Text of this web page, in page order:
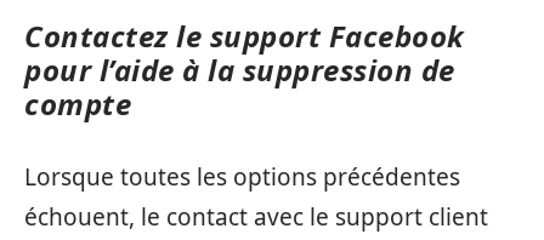
Contactez le support Facebook
pour l’aide à la suppression de
compte
Lorsque toutes les options précédentes
échouent, le contact avec le support client